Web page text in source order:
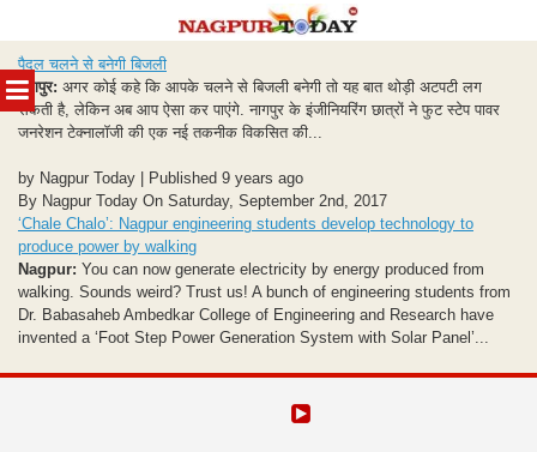
MENU
to
content
पैदल चलने से बनेगी बिजली
नागपुर: अगर कोई कहे कि आपके चलने से बिजली बनेगी तो यह बात थोड़ी अटपटी लग
सकती है, लेकिन अब आप ऐसा कर पाएंगे. नागपुर के इंजीनियरिंग छात्रों ने फुट स्टेप पावर
जनरेशन टेक्नालॉजी की एक नई तकनीक विकसित की...
by Nagpur Today | Published 9 years ago
By Nagpur Today On Saturday, September 2nd, 2017
‘Chale Chalo’: Nagpur engineering students develop technology to
produce power by walking
Nagpur: You can now generate electricity by energy produced from
walking. Sounds weird? Trust us! A bunch of engineering students from
Dr. Babasaheb Ambedkar College of Engineering and Research have
invented a ‘Foot Step Power Generation System with Solar Panel’...